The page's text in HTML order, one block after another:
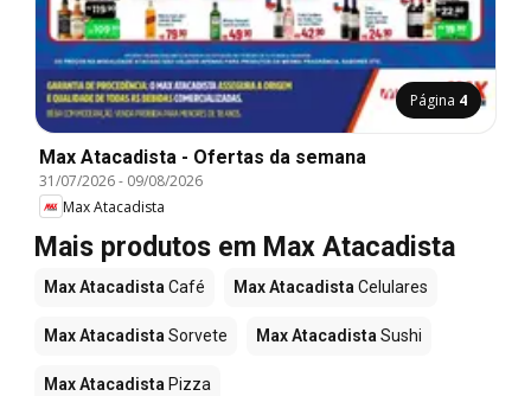
Página 4
Max Atacadista - Ofertas da semana
31/07/2026- 09/08/2026
Max Atacadista
Mais produtos em Max Atacadista
Max AtacadistaCafé Max AtacadistaCelulares
Max AtacadistaSorvete Max AtacadistaSushi
Max Atacadista Pizza